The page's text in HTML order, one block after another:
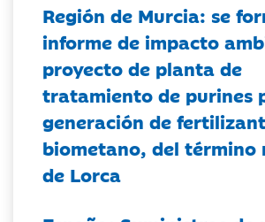
Región de Murcia: se
informe de impacto
proyecto de planta de
tratamiento de purines
generación de
biometano, del término
de Lorca